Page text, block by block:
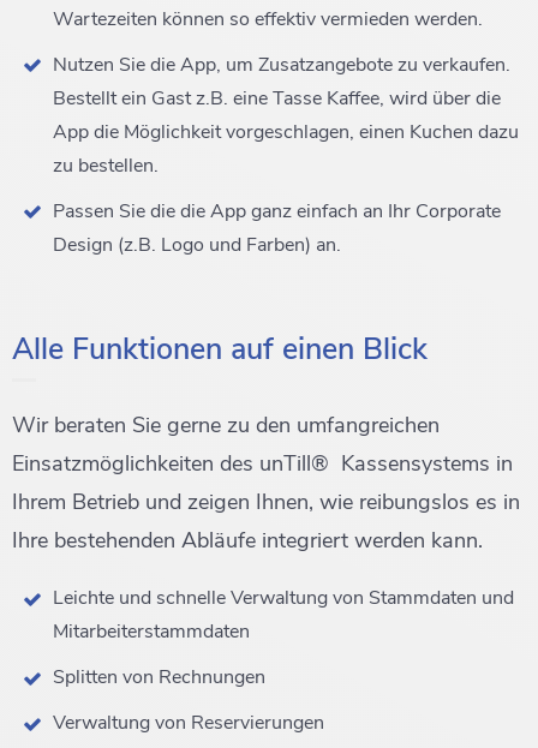
Wartezeiten können so effektiv vermieden werden.
Nutzen Sie die App, um Zusatzangebote zu verkaufen.
Bestellt ein Gast z.B. eine Tasse Kaffee, wird über die
App die Möglichkeit vorgeschlagen, einen Kuchen dazu
zu bestellen.
Passen Sie die die App ganz einfach an Ihr Corporate
Design (z.B. Logo und Farben) an.
Alle Funktionen auf einen Blick
Wir beraten Sie gerne zu den umfangreichen
Einsatzmöglichkeiten des unTill® Kassensystems in
Ihrem Betrieb und zeigen Ihnen, wie reibungslos es in
Ihre bestehenden Abläufe integriert werden kann.
Leichte und schnelle Verwaltung von Stammdaten und
Mitarbeiterstammdaten
Splitten von Rechnungen
Verwaltung von Reservierungen